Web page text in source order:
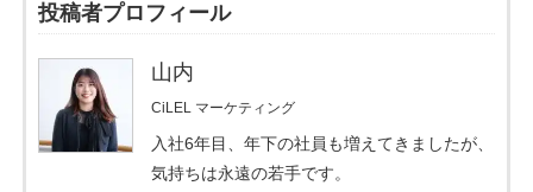
投稿者プロフィール
山内
CiLEL マーケティング
入社6年目、年下の社員も増えてきましたが、
気持ちは永遠の若手です。